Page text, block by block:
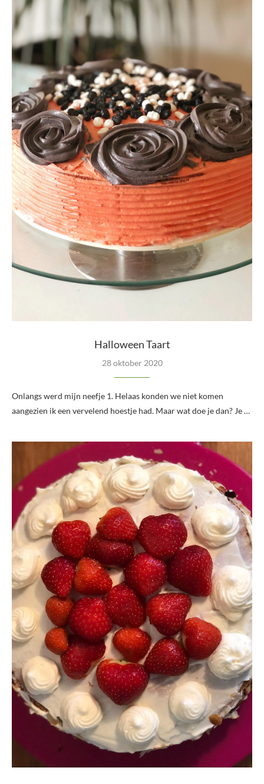
Halloween Taart
28 oktober 2020
Onlangs werd mijn neefje 1. Helaas konden we niet komen
aangezien ik een vervelend hoestje had. Maar wat doe je dan? Je …